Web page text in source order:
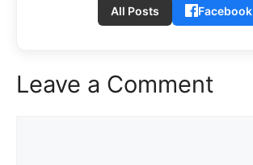
All Posts Facebook
Leave a Comment